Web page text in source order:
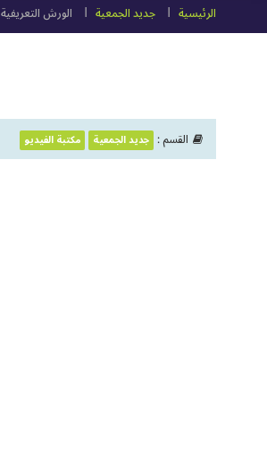
الرئيسية
جديد الجمعية الورش التعريفية
القسم : جديد الجمعية مكتبة الفيديو